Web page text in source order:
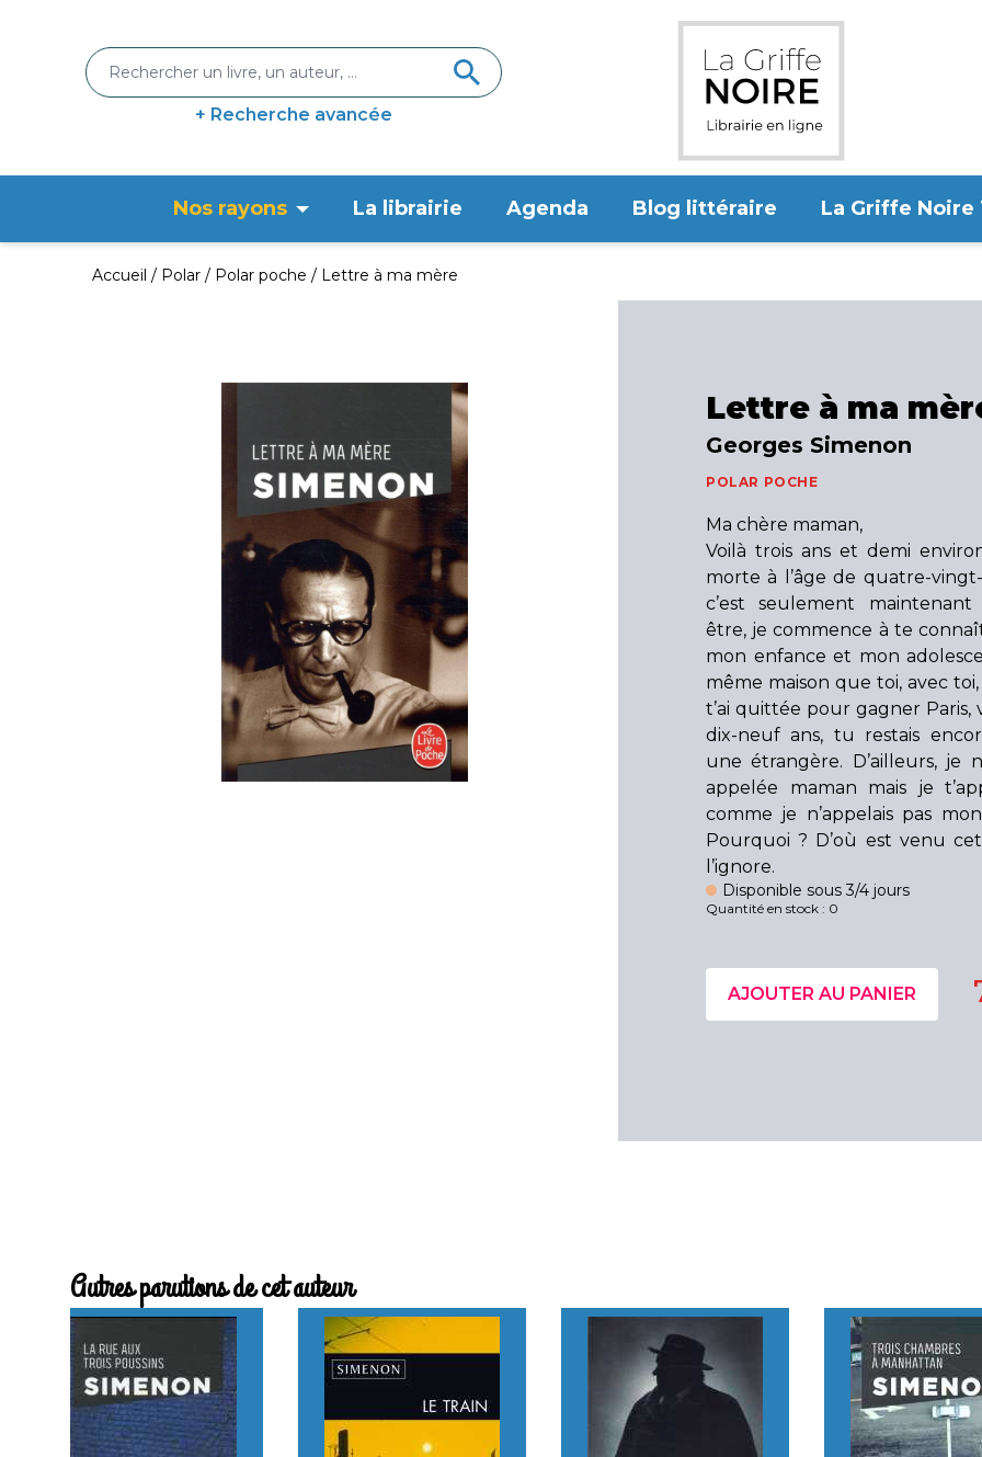
+ Recherche avancée
Nos rayons La librairie Agenda Blog littéraire La Griffe Noire
Accueil Polar Polar poche Lettre à ma mère
Lettre à ma
Georges Simenon
POLAR POCHE
Ma chère maman,
Voilà trois ans et demi
morte à l’âge de quatre-
c’est seulement
être, je commence à te
mon enfance et mon
même maison que toi, avec
t’ai quittée pour gagner Paris,
dix-neuf ans, tu restais
une étrangère. D’ailleurs, je
appelée maman mais je
comme je n’appelais pas
Pourquoi ? D’où est venu
l’ignore.
Disponible sous 3/4 jours
Quantité en stock : 0
AJOUTER AU PANIER
Autres parutions de cet auteur